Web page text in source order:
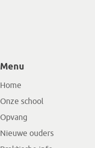
Menu
Home
Onze school
Opvang
Nieuwe ouders